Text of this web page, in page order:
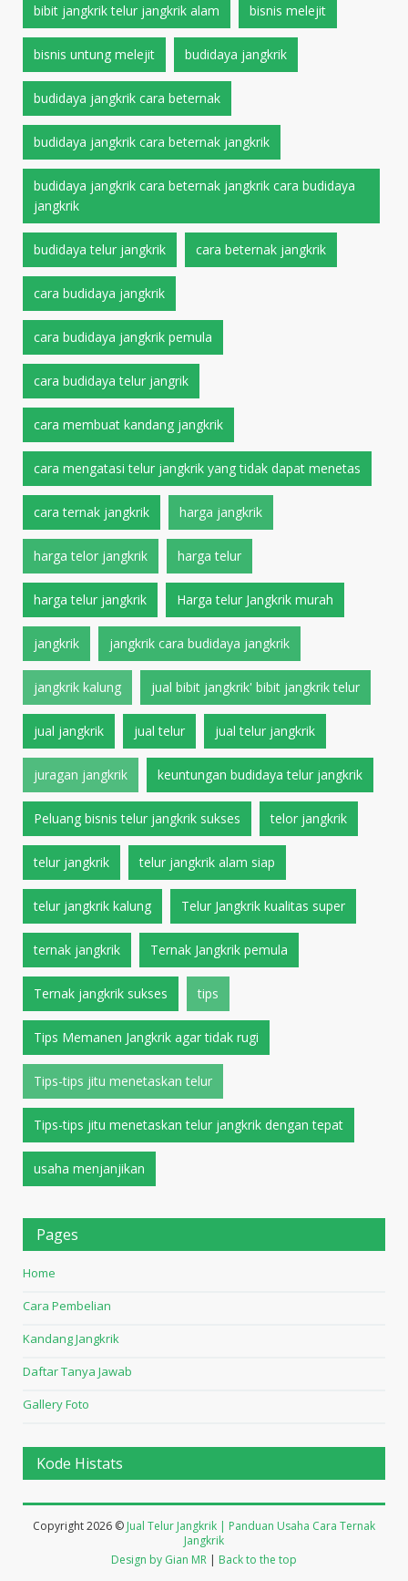
bibit jangkrik telur jangkrik alam bisnis melejit
bisnis untung melejit budidaya jangkrik
budidaya jangkrik cara beternak
budidaya jangkrik cara beternak jangkrik
budidaya jangkrik cara beternak jangkrik cara budidaya
jangkrik
budidaya telur jangkrik cara beternak jangkrik
cara budidaya jangkrik
cara budidaya jangkrik pemula
cara budidaya telur jangrik
cara membuat kandang jangkrik
cara mengatasi telur jangkrik yang tidak dapat menetas
cara ternak jangkrik harga jangkrik
harga telor jangkrik harga telur
harga telur jangkrik Harga telur Jangkrik murah
jangkrik jangkrik cara budidaya jangkrik
jangkrik kalung jual bibit jangkrik' bibit jangkrik telur
jual jangkrik jual telur jual telur jangkrik
juragan jangkrik keuntungan budidaya telur jangkrik
Peluang bisnis telur jangkrik sukses telor jangkrik
telur jangkrik telur jangkrik alam siap
telur jangkrik kalung Telur Jangkrik kualitas super
ternak jangkrik Ternak Jangkrik pemula
Ternak jangkrik sukses tips
Tips Memanen Jangkrik agar tidak rugi
Tips-tips jitu menetaskan telur
Tips-tips jitu menetaskan telur jangkrik dengan tepat
usaha menjanjikan
Pages
Home
Cara Pembelian
Kandang Jangkrik
Daftar Tanya Jawab
Gallery Foto
Kode Histats
Copyright2026 © Jual Telur Jangkrik | Panduan Usaha Cara Ternak
Jangkrik
Design by Gian MR | Back to the top